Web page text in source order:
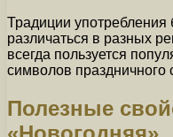
Традиции
различаться в разных
всегда пользуется
символов праздничного
Полезные